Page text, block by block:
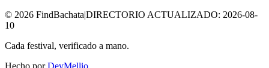
© 2026 FindBachata|DIRECTORIO ACTUALIZADO: 2026-08-
10
Cada festival, verificado a mano.
Hecho por DevMellio